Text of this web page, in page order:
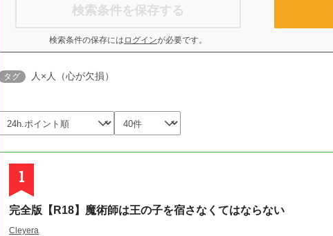
検索条件を保存する
検索条件の保存には ログインが必要です。
タグ 人×人（心が欠損）
1
完全版【R18】魔術師は王の子を宿さなくてはならない
Cleyera